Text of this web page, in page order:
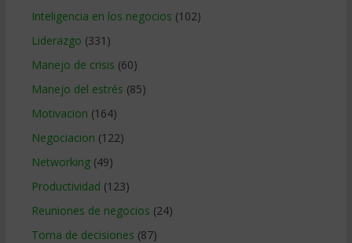
Inteligencia en los negocios (102)
Liderazgo (331)
Manejo de crisis (60)
Manejo del estrés (85)
Motivacion (164)
Negociacion (122)
Networking(49)
Productividad (123)
Reuniones de negocios (24)
Toma de decisiones (87)